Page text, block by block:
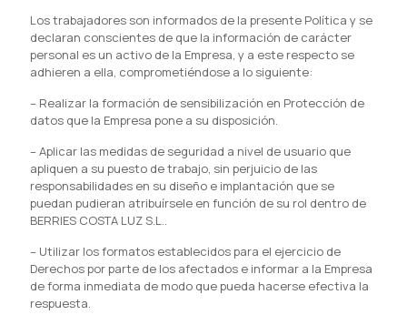
Los trabajadores son informados de la presente Política y se
declaran conscientes de que la información de carácter
personal es un activo de la Empresa, y a este respecto se
adhieren a ella, comprometiéndose a lo siguiente:
– Realizar la formación de sensibilización en Protección de
datos que la Empresa pone a su disposición.
–Aplicar las medidas de seguridad a nivel de usuario que
apliquen a su puesto de trabajo, sin perjuicio de las
responsabilidades en su diseño e implantación que se
puedan pudieran atribuírsele en función de su rol dentro de
BERRIES COSTA LUZ S.L..
– Utilizar los formatos establecidos para el ejercicio de
Derechos por parte de los afectados e informar a la Empresa
de forma inmediata de modo que pueda hacerse efectiva la
respuesta.